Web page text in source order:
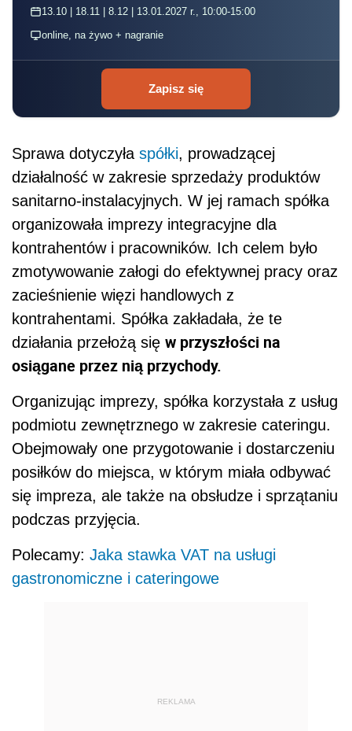
13.10 | 18.11 | 8.12 | 13.01.2027 r., 10:00-15:00
online, na żywo + nagranie
Zapisz się
Sprawa dotyczyła spółki, prowadzącej
działalność w zakresie sprzedaży produktów
sanitarno-instalacyjnych. W jej ramach spółka
organizowała imprezy integracyjne dla
kontrahentów i pracowników. Ich celem było
zmotywowanie załogi do efektywnej pracy oraz
zacieśnienie więzi handlowych z
kontrahentami. Spółka zakładała, że te
działania przełożą się w przyszłości na
osiągane przez nią przychody.
Organizując imprezy, spółka korzystała z usług
podmiotu zewnętrznego w zakresie cateringu.
Obejmowały one przygotowanie i dostarczeniu
posiłków do miejsca, w którym miała odbywać
się impreza, ale także na obsłudze i sprzątaniu
podczas przyjęcia.
Polecamy: Jaka stawka VAT na usługi
gastronomiczne i cateringowe
REKLAMA